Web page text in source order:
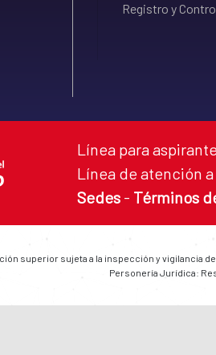
Registro y
Línea para
Línea de atención a
Sedes - Términos
superior sujeta a la inspección y vigilancia
Personería Jurídica: